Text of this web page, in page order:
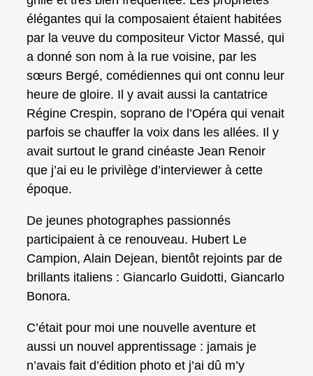
élégantes qui la composaient étaient habitées
par la veuve du compositeur Victor Massé, qui
a donné son nom à la rue voisine, par les
sœurs Bergé, comédiennes qui ont connu leur
heure de gloire. Il y avait aussi la cantatrice
Régine Crespin, soprano de l’Opéra qui venait
parfois se chauffer la voix dans les allées. Il y
avait surtout le grand cinéaste Jean Renoir
que j’ai eu le privilège d’interviewer à cette
époque.
De jeunes photographes passionnés
participaient à ce renouveau. Hubert Le
Campion, Alain Dejean, bientôt rejoints par de
brillants italiens : Giancarlo Guidotti, Giancarlo
Bonora.
C’était pour moi une nouvelle aventure et
aussi un nouvel apprentissage : jamais je
n’avais fait d’édition photo et j’ai dû m’y